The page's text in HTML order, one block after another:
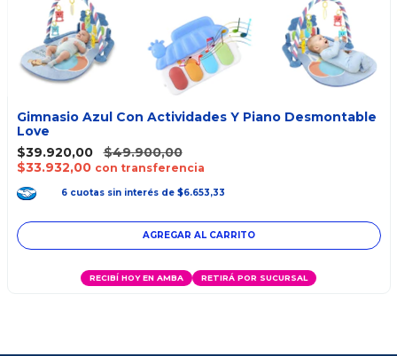
Gimnasio Azul Con Actividades Y Piano Desmontable
Love
$39.920,00
$49.900,00
$33.932,00 con transferencia
6 cuotas sin interés de $6.653,33
RECIBÍ HOY EN AMBA RETIRÁ POR SUCURSAL